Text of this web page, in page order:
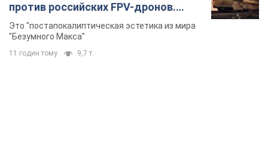
против российских FPV-дронов.
Фото
Это "постапокалиптическая эстетика из мира
"Безумного Макса"
11 годин тому 9,7 т.